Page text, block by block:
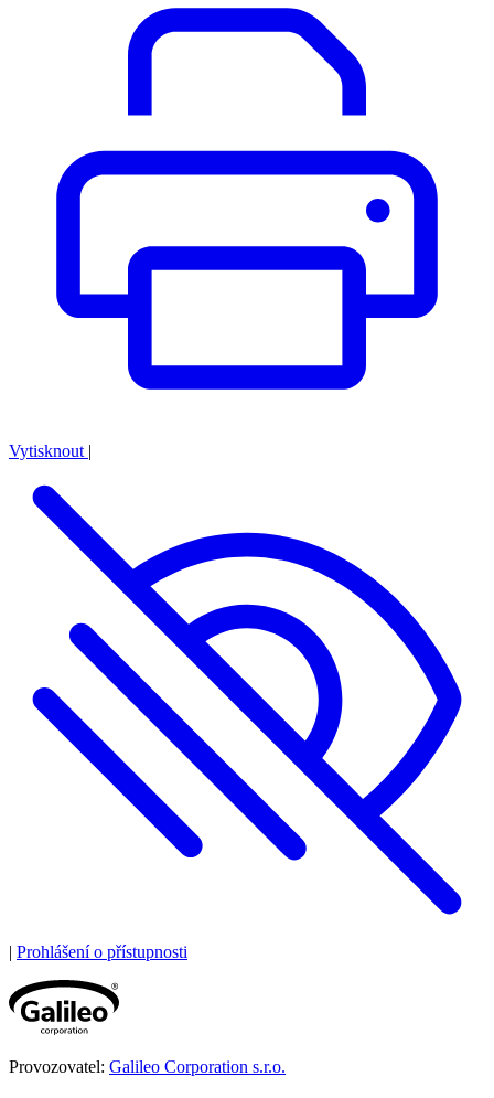
Vytisknout |
| Prohlášení o přístupnosti
Provozovatel: Galileo Corporation s.r.o.